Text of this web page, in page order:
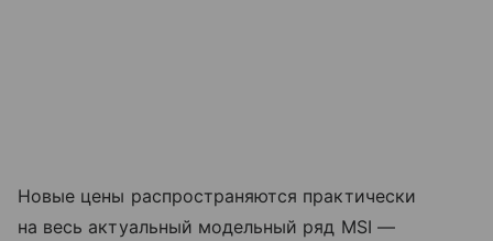
Новые цены распространяются практически
на весь актуальный модельный ряд MSI —